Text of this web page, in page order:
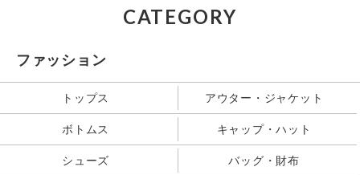
CATEGORY
ファッション
トップス アウター・ジャケット
ボトムス キャップ・ハット
シューズ バッグ・財布